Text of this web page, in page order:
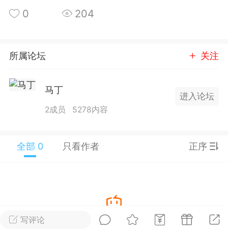
2026.03.17 数据表现...
2024年 狼行天下A03.01软件大更
EA 增加货币版EA
写评论
0 204
所属论坛 关注
马丁
2成员 5278内容
进入论坛
全部 0 只看作者 正序
暂没有数据